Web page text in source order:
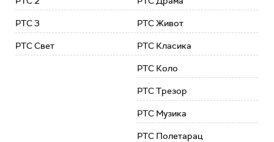
РТС 3
РТС Свет
РТС Живот
РТС Класика
РТС Коло
РТС Трезор
РТС Музика
РТС Полетарац